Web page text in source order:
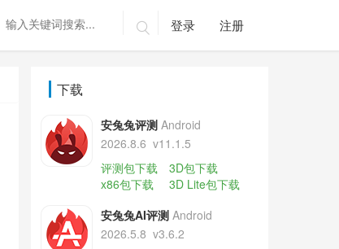
 登录 注册
下载
安兔兔评测 Android
2026.8.6 v11.1.5
评测包下载
3D包下载
x86包下载
3D Lite包下载
安兔兔AI评测 Android
2026.5.8 v3.6.2